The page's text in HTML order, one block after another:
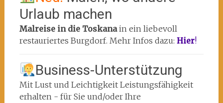
Urlaub machen
Malreise in die Toskanain ein liebevoll
restauriertes Burgdorf. Mehr Infos dazu: Hier!
Business-Unterstützung
Mit Lust und Leichtigkeit Leistungsfähigkeit
erhalten - für Sie und/oder Ihre